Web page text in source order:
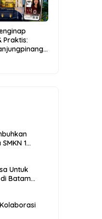
Praktis:
1
Untuk
Batam